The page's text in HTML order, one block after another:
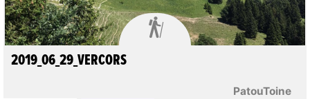

PatouToine
2019_06_29_VERCORS